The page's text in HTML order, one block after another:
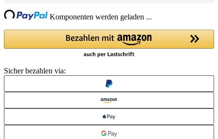
Komponenten werden geladen ...
Sicher bezahlen via: